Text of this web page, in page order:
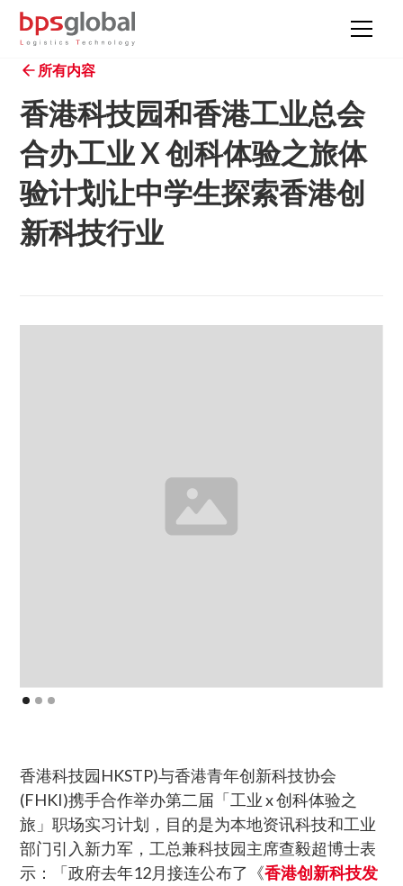
所有内容
香港科技园和香港工业总会
合办工业 X 创科体验之旅体
验计划让中学生探索香港创
新科技行业
香港科技园HKSTP)与香港青年创新科技协会
(FHKI)携手合作举办第二届「工业 x 创科体验之
旅」职场实习计划，目的是为本地资讯科技和工业
部门引入新力军，工总兼科技园主席查毅超博士表
示：「政府去年12月接连公布了《香港创新科技发